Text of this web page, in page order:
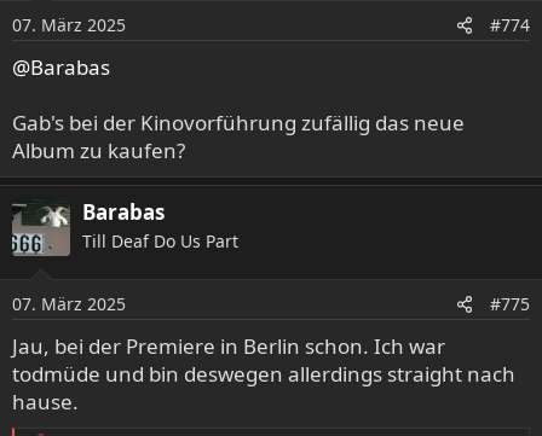
o
n
e
n
07. März 2025 #774
@Barabas
Gab's bei der Kinovorführung zufällig das neue
Album zu kaufen?
Barabas
Till Deaf Do Us Part
07. März 2025 #775
Jau, bei der Premiere in Berlin schon. Ich war
todmüde und bin deswegen allerdings straight nach
hause.